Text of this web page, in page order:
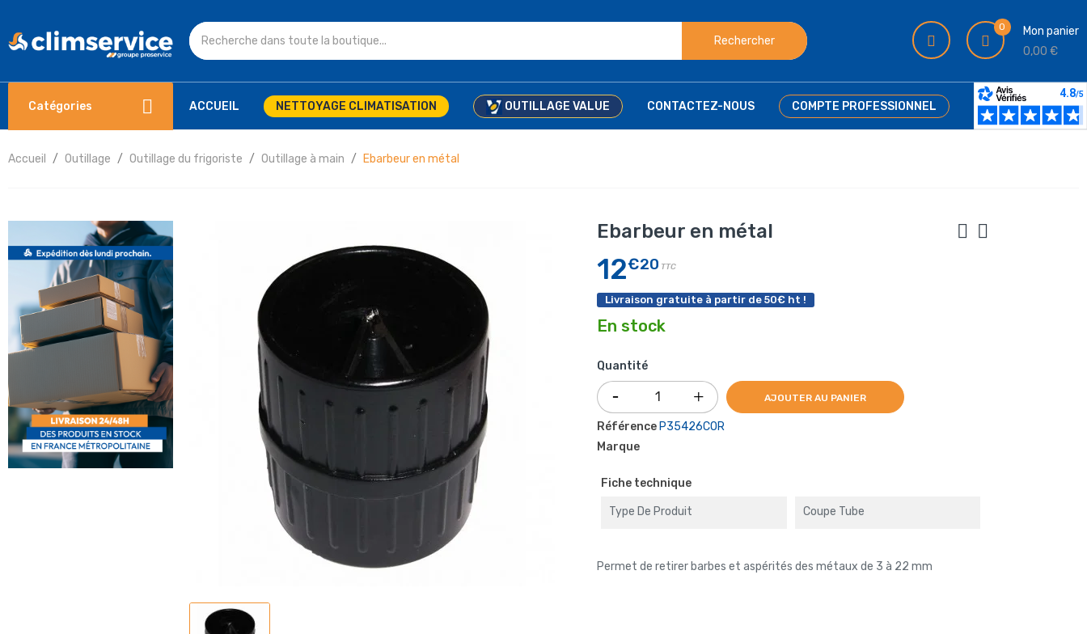
Rechercher
0
Mon panier
0,00 €
Catégories ACCUEIL NETTOYAGE CLIMATISATION OUTILLAGE VALUE CONTACTEZ-NOUS COMPTE PROFESSIONNEL
Accueil Outillage Outillage du frigoriste Outillage à main Ebarbeur en métal
Ebarbeur en métal
12€20 TTC
Livraison gratuite à partir de 50€ ht !
En stock
Quantité
AJOUTER AU PANIER
Référence P35426COR
Marque
Fiche technique
Type De Produit Coupe Tube
Permet de retirer barbes et aspérités des métaux de 3 à 22 mm